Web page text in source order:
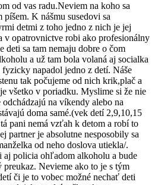
od vas radu.Neviem na koho sa
K nášmu susedovi sa
detmi z toho jedno z nich je jej
v opatrovnictve robi ako profesionálny
deti sa tam nemaju dobre o čom
a už tam bola volaná aj socialka
fyzicky napadol jedno z detí. Náše
tak počujeme od nich krik,plač a
všetko v poriadku. Myslime si že nie
na víkendy alebo na
doma samé.(vek detí 2,9,10,15
pani nemá vzťah k detom a robí to
partner je absolutne nesposobily sa
od neho doslova utiekla/.
aj policia ohľadom alkoholu a bude
Nevieme ako to je s tým
či je to vobec možné nechať deti